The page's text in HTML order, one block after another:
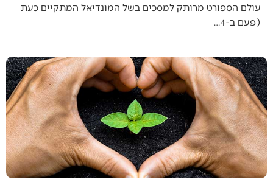
עולם הספורט מרותק למסכים בשל המונדיאל המתקיים כעת
(פעם ב-4…